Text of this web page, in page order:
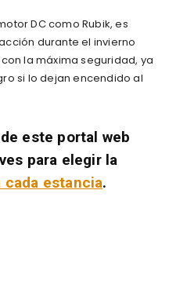
DC como Rubik, es
durante el invierno
la máxima seguridad, ya
si lo dejan encendido al
este portal web
para elegir la
cada estancia.